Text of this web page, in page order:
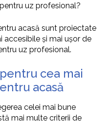
uz profesional?
acasă sunt proiectate
accesibile și mai ușor de
uz profesional.
cea mai
acasă
celei mai bune
mai multe criterii de